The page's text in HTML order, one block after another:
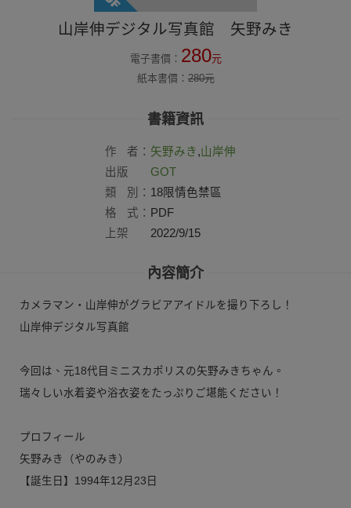
山岸伸デジタル写真館 矢野みき
電子書價： 280元
紙本書價：280元
書籍資訊
作 者： 矢野みき,山岸伸
出版
社：
GOT
類
別： 18限情色禁區
格
式： PDF
上架
2022/9/15
內容簡介
カメラマン・山岸伸がグラビアアイドルを撮り下ろし！
山岸伸デジタル写真館
今回は、元18代目ミニスカポリスの矢野みきちゃん。
瑞々しい水着姿や浴衣姿をたっぷりご堪能ください！
プロフィール
矢野みき（やのみき）
【誕生日】1994年12月23日